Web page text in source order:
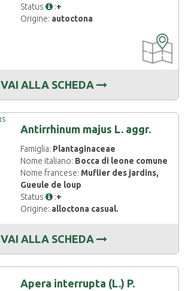
Status
:+
Origine: autoctona
DISPONIBILE
VAI ALLA SCHEDA
Antirrhinum majus L. aggr.
Famiglia: Plantaginaceae
Nome italiano: Bocca di leone comune
Nome francese: Muflier des jardins,
Gueule de loup
Status
:+
Origine: alloctona casual.
VAI ALLA SCHEDA
Apera interrupta (L.) P.